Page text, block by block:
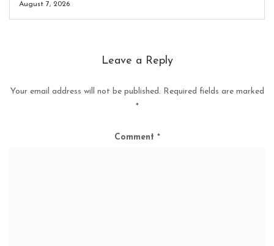
August 7, 2026
Leave a Reply
Your email address will not be published. Required fields are marked
*
Comment *